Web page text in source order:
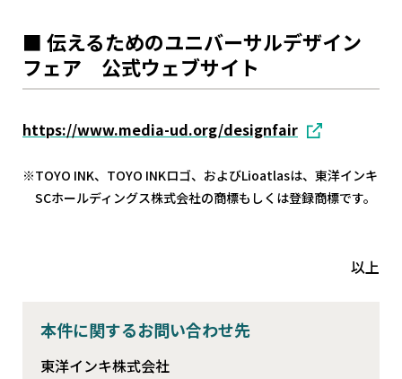
■ 伝えるためのユニバーサルデザイン
フェア 公式ウェブサイト
https://www.media-ud.org/designfair
TOYO INK、TOYO INKロゴ、およびLioatlasは、東洋インキ
SCホールディングス株式会社の商標もしくは登録商標です。
以上
本件に関するお問い合わせ先
東洋インキ株式会社